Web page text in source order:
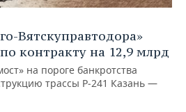
Вятскуправтодора»
контракту на 12,9 млрд
на пороге банкротства
трассы Р‑241 Казань —